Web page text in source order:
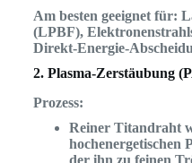
Am besten geeignet für:
(LPBF),
Direkt-Energie-
2. Plasma-Zerstäubung
Prozess:
Reiner Titandraht
hochenergetischen
der ihn zu feinen